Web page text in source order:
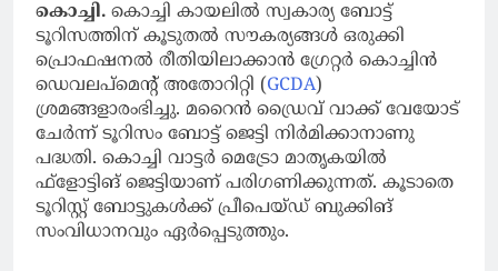
കൊച്ചി. കൊച്ചി കായലില്‍ സ്വകാര്യ ബോട്ട്
ടൂറിസത്തിന് കൂടുതല്‍ സൗകര്യങ്ങള്‍ ഒരുക്കി
പ്രൊഫഷനല്‍ രീതിയിലാക്കാന്‍ ഗ്രേറ്റര്‍ കൊച്ചിന്‍
ഡെവലപ്‌മെന്റ് അതോറിറ്റി (GCDA)
ശ്രമങ്ങളാരംഭിച്ചു. മറൈന്‍ ഡ്രൈവ് വാക്ക് വേയോട്
ചേര്‍ന്ന് ടൂറിസം ബോട്ട് ജെട്ടി നിര്‍മിക്കാനാണു
പദ്ധതി. കൊച്ചി വാട്ടര്‍ മെട്രോ മാതൃകയില്‍
ഫ്‌ളോട്ടിങ് ജെട്ടിയാണ് പരിഗണിക്കുന്നത്. കൂടാതെ
ടൂറിസ്റ്റ് ബോട്ടുകള്‍ക്ക് പ്രീപെയ്ഡ് ബുക്കിങ്
സംവിധാനവും ഏര്‍പ്പെടുത്തും.